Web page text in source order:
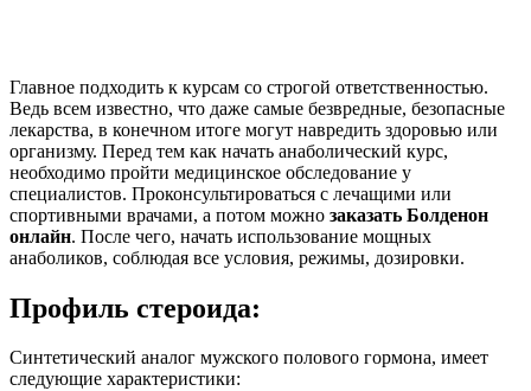
Главное подходить к курсам со строгой ответственностью.
Ведь всем известно, что даже самые безвредные, безопасные
лекарства, в конечном итоге могут навредить здоровью или
организму. Перед тем как начать анаболический курс,
необходимо пройти медицинское обследование у
специалистов. Проконсультироваться с лечащими или
спортивными врачами, а потом можно заказать Болденон
онлайн. После чего, начать использование мощных
анаболиков, соблюдая все условия, режимы, дозировки.
Профиль стероида:
Синтетический аналог мужского полового гормона, имеет
следующие характеристики: